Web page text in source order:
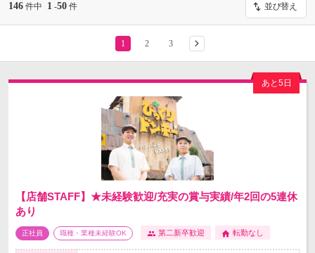
146 件中 1 -50 件 並び替え
1 2 3
あと5日
【店舗STAFF】★未経験歓迎/充実の賞与実績/年2回の5連休
あり
正社員 職種・業種未経験OK 第二新卒歓迎 転勤なし